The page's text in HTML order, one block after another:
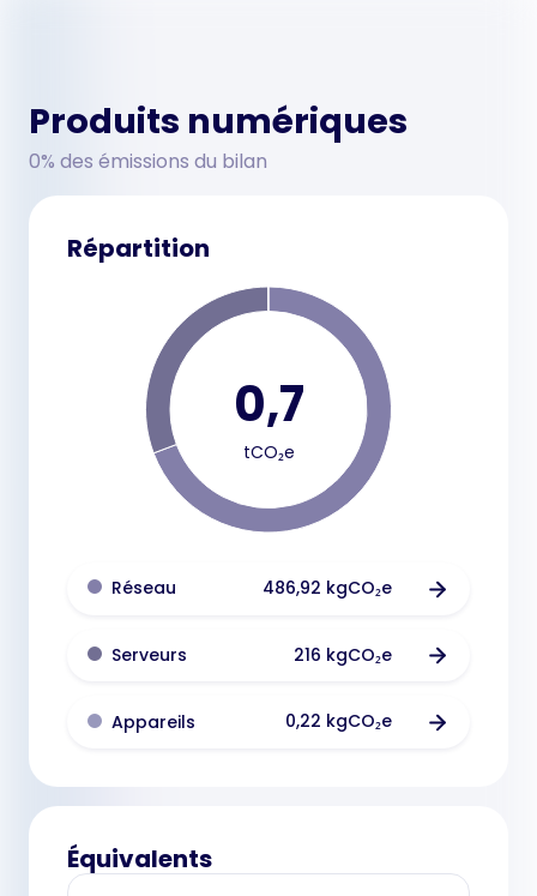
Produits numériques
0% des émissions du bilan
Répartition
0,7
tCO₂e
Réseau 486,92 kgCO₂e
Serveurs 216 kgCO₂e
Appareils 0,22 kgCO₂e
Équivalents